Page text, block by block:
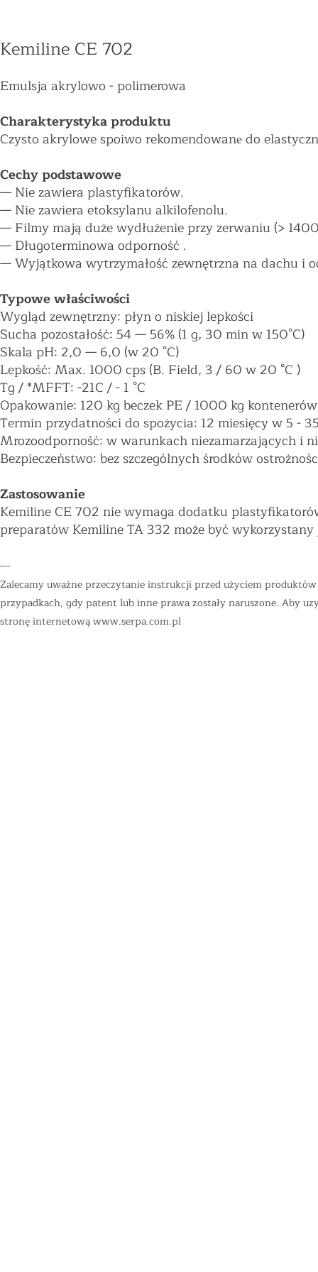
Kemiline CE 702
Emulsja akrylowo - polimerowa
Charakterystyka produktu
Czysto akrylowe spoiwo rekomendowanе do
Cechy podstawowe
— Nie zawiera plastyfikatorów.
— Nie zawiera etoksylanu alkilofenolu.
— Filmy mają duże wydłużenie przy zerwaniu (>
— Długoterminowa odporność .
—Wyjątkowa wytrzymałość zewnętrzna na dachu
Typowe właściwości
Wygląd zewnętrzny: płyn o niskiej lepkości
Sucha pozostałość: 54— 56% (1 g, 30 min w 150°C)
Skala pH: 2,0 — 6,0 (w 20 °C)
Lepkość: Max. 1000 cps (B. Field, 3 / 60 w 20 °C )
Tg / *MFFT: -21C / - 1 °C
Opakowanie: 120 kg beczek PE / 1000 kg
Termin przydatności do spożycia: 12 miesięcy w 5 -
Mrozoodporność: w warunkach niezamarzających i
Bezpieczeństwo: bez szczególnych środków
Zastosowanie
Kemiline CE 702 nie wymaga dodatku
preparatów Kemiline TA 332 może być
---
Zalecamy uważne przeczytanie instrukcji przed użyciem
przypadkach, gdy patent lub inne prawa zostały naruszone. Aby
stronę internetowąwww.serpa.com.pl